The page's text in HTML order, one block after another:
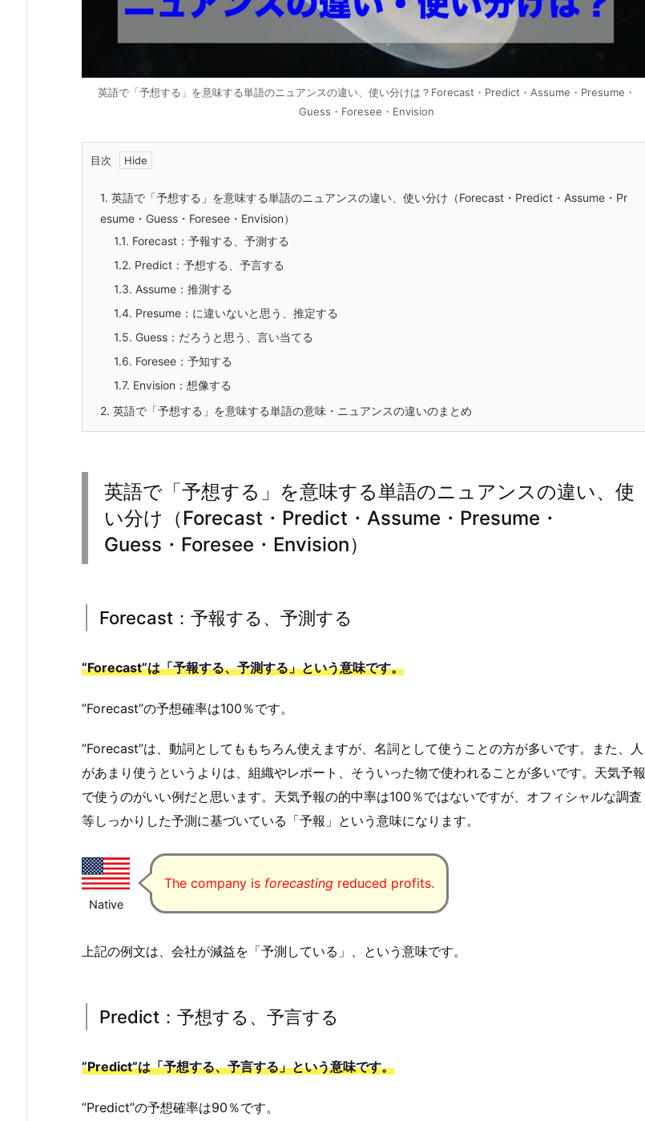
英語で「予想する」を意味する単語のニュアンスの違い、使い分けは？Forecast・Predict・Assume・Presume・
Guess・Foresee・Envision
目次
1. 英語で「予想する」を意味する単語のニュアンスの違い、使い分け（Forecast・Predict・Assume・Pr
esume・Guess・Foresee・Envision）
1.1. Forecast：予報する、予測する
1.2. Predict：予想する、予言する
1.3. Assume：推測する
1.4. Presume：に違いないと思う、推定する
1.5. Guess：だろうと思う、言い当てる
1.6. Foresee：予知する
1.7. Envision：想像する
2. 英語で「予想する」を意味する単語の意味・ニュアンスの違いのまとめ
英語で「予想する」を意味する単語のニュアンスの違い、使
い分け（Forecast・Predict・Assume・Presume・
Guess・Foresee・Envision）
Forecast：予報する、予測する
”Forecast”は「予報する、予測する」という意味です。
”Forecast”の予想確率は100％です。
”Forecast”は、動詞としてももちろん使えますが、名詞として使うことの方が多いです。また、人
があまり使うというよりは、組織やレポート、そういった物で使われることが多いです。天気予報
で使うのがいい例だと思います。天気予報の的中率は100％ではないですが、オフィシャルな調査
等しっかりした予測に基づいている「予報」という意味になります。
Native
The company is forecasting reduced profits.
上記の例文は、会社が減益を「予測している」、という意味です。
Predict：予想する、予言する
”Predict”は「予想する、予言する」という意味です。
”Predict”の予想確率は90％です。
」を意味する単語のニュアンスの違
？Because・Since・As
英語で「確認する」を意味する単語のニュアンスの違
い、使い分けは？Check・Review・Look over・Re
ad over・Confirm・Check out